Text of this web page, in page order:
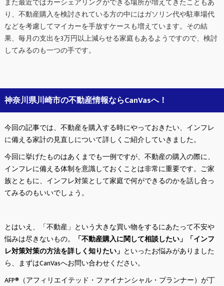
また最近ではカーシェアリングができる場所が増えてきたこともあ
り、不動産購入を検討されている方の中にはガソリン代や駐車場代
などを考慮してマイカーを手放すケースも増えています。その結
果、毎月の支出を3万円以上減らせる家庭もあるようですので、検討
してみるのも一つの手です。
神奈川県川崎市の不動産情報ならCanVasへ！
今回の記事では、不動産を購入する時にやっておきたい、インフレ
に備える家計の見直しについて詳しくご紹介していきました。
今回に挙げたものはあくまでも一例ですが、不動産の購入の際に、
インフレに備える体制を意識しておくことは非常に重要です。ご家
族とともに、インフレ対策として家庭で何ができるのかを話し合っ
てみるのもいいでしょう。
とはいえ、「不動産」という大きな買い物をするにあたって不安や
悩みは尽きないもの。
「不動産購入に関して相談したい」「インフ
レ対策対策の方法を詳しく知りたい」 といったお悩みがありました
ら、まずはCanVasへお問い合わせください。
AFP®（アフィリエイテッド・ファイナンシャル・プランナー）が丁